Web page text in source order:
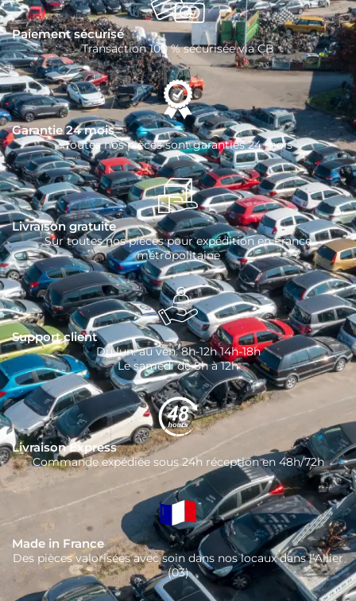
Paiement sécurisé
Transaction 100 % sécurisée via CB
Garantie 24 mois
Toutes nos pièces sont garanties 24 mois
Livraison gratuite
Sur toutes nos pièces pour expédition en France
métropolitaine
Support client
Du lun. au ven. 8h-12h 14h-18h
Le samedi de 8h à 12h
Livraison Express
Commande expédiée sous 24h réception en 48h/72h
Made in France
Des pièces valorisées avec soin dans nos locaux dans l’Allier
(03)